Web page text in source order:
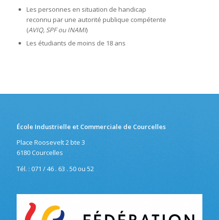
Les personnes en situation de handicap
reconnu par une autorité publique compétente
(AVIQ, SPF ou INAMI)
Les étudiants de moins de 18 ans
École Industrielle et Commerciale de Courcelles
Place Roosevelt 2 bte 3
6180 Courcelles
Tél. : 071 / 46 . 63 . 50 ou 52